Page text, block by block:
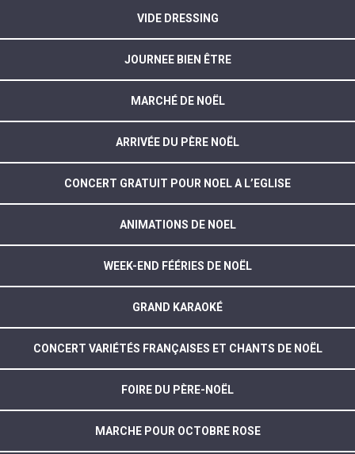
VIDE DRESSING
JOURNEE BIEN ÊTRE
MARCHÉ DE NOËL
ARRIVÉE DU PÈRE NOËL
CONCERT GRATUIT POUR NOEL A L’EGLISE
ANIMATIONS DE NOEL
WEEK-END FÉÉRIES DE NOËL
GRAND KARAOKÉ
CONCERT VARIÉTÉS FRANÇAISES ET CHANTS DE NOËL
FOIRE DU PÈRE-NOËL
MARCHE POUR OCTOBRE ROSE